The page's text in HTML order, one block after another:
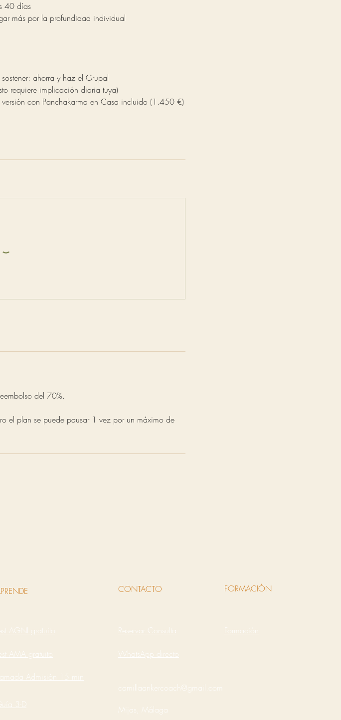
40 días
más por la profundidad individual
ahorra y haz el Grupal
requiere implicación diaria tuya)
con Panchakarma en Casa incluido (1.450 €)
del 70%.
el plan se puede pausar 1 vez por un máximo de
AGNI gratuito
AMA gratuito
Llamada Admisión 15 min
Guía 3-D
CONTACTO
Reservar Consulta
FORMACIÓN
Formación
WhatsApp directo
camillaankercoach@gmail.com
Mijas, Málaga